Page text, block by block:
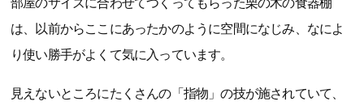
は、以前からここにあったかのように空間になじみ、なによ
り使い勝手がよくて気に入っています。
見えないところにたくさんの「指物」の技が施されていて、